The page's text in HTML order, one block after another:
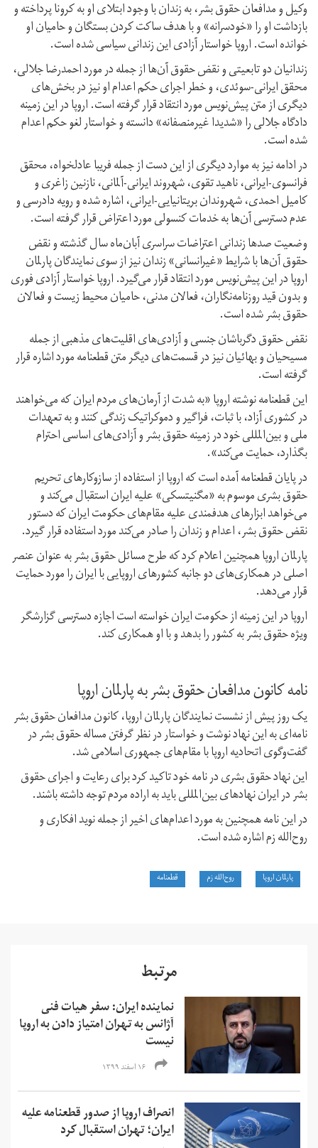
وکیل و مدافعان حقوق بشر، به زندان با وجود ابتلای او به کرونا پرداخته و
بازداشت او را «خودسرانه» و با هدف ساکت کردن بستگان و حامیان او
خوانده است. اروپا خواستار آزادی این زندانی سیاسی شده است.
زندانیان دو تابعیتی و نقض حقوق آن‌ها از جمله در مورد احمدرضا جلالی،
محقق ایرانی-سوئدی، و خطر اجرای حکم اعدام او نیز در بخش‌های
دیگری از متن پیش‌نویس مورد انتقاد قرار گرفته است. اروپا در این زمینه
دادگاه جلالی را «شدیدا غیرمنصفانه» دانسته و خواستار لغو حکم اعدام
شده است.
در ادامه نیز به موارد دیگری از این دست از جمله فریبا عادلخواه، محقق
فرانسوی-ایرانی، ناهید تقوی، شهروند ایرانی-آلمانی، نازنین زاغری و
کامیل احمدی، شهروندان بریتانیایی-ایرانی، اشاره شده و رویه دادرسی و
عدم دسترسی آن‌ها به خدمات کنسولی مورد اعتراض قرار گرفته است.
وضعیت صدها زندانی اعتراضات سراسری آبان‌ماه سال گذشته و نقض
حقوق آن‌ها با شرایط «غیرانسانی» زندان نیز از سوی نمایندگان پارلمان
اروپا در این پیش‌نویس مورد انتقاد قرار می‌گیرد. اروپا خواستار آزادی فوری
و بدون قید روزنامه‌نگاران، فعالان مدنی، حامیان محیط زیست و فعالان
حقوق بشر شده است.
نقض حقوق دگرباشان جنسی و آزادی‌های اقلیت‌های مذهبی از جمله
مسیحیان و بهائیان نیز در قسمت‌های دیگر متن قطعنامه مورد اشاره قرار
گرفته است.
این قطعنامه نوشته اروپا «به شدت از آرمان‌های مردم ایران که می‌خواهند
در کشوری آزاد، با ثبات، فراگیر و دموکراتیک زندگی کنند و به تعهدات
ملی و بین‌المللی خود در زمینه حقوق بشر و آزادی‌های اساسی احترام
بگذارد، حمایت می‌کند».
در پایان قطعنامه آمده است که اروپا از استفاده از سازوکارهای تحریم
حقوق بشری موسوم به «مگنیتسکی»‌ علیه ایران استقبال می‌کند و
می‌خواهد ابزارهای هدفمندی علیه مقام‌های حکومت ایران که دستور
نقض حقوق بشر،‌ اعدام و زندان را صادر می‌کند مورد استفاده قرار گیرد.
پارلمان اروپا همچنین اعلام کرد که طرح مسائل حقوق بشر به عنوان عنصر
اصلی در همکاری‌های دو جانبه کشورهای اروپایی با ایران را مورد حمایت
قرار می‌دهد.
اروپا در این زمینه از حکومت ایران خواسته است اجازه دسترسی گزارشگر
ویژه حقوق بشر به کشور را بدهد و با او همکاری کند.
نامه کانون مدافعان حقوق بشر به پارلمان اروپا
یک روز پیش از نشست نمایندگان پارلمان اروپا،‌ کانون مدافعان حقوق بشر
نامه‌ای به این نهاد نوشت و خواستار در نظر گرفتن مساله حقوق بشر در
گفت‌وگوی اتحادیه اروپا با مقام‌های جمهوری اسلامی شد.
این نهاد حقوق بشری در نامه خود تاکید کرد برای رعایت و اجرای حقوق
بشر در ایران نهادهای بین‌المللی باید به اراده مردم توجه داشته باشند.
در این نامه همچنین به مورد اعدام‌های اخیر از جمله نوید افکاری و
روح‌الله زم اشاره شده است.
پارلمان اروپا روح‌الله زم قطعنامه
مرتبط
نماینده ایران: سفر هیات فنی
آژانس به تهران امتیاز دادن به اروپا
نیست
۱۶ اسفند ۱۳۹۹
انصراف اروپا از صدور قطعنامه علیه
ایران؛ تهران استقبال کرد